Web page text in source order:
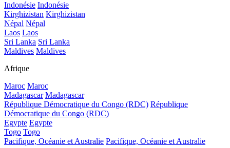
Indonésie Indonésie
Kirghizistan Kirghizistan
Népal Népal
Laos Laos
Sri Lanka Sri Lanka
Maldives Maldives
Afrique
Maroc Maroc
Madagascar Madagascar
République Démocratique du Congo (RDC) République
Démocratique du Congo (RDC)
Egypte Egypte
Togo Togo
Pacifique, Océanie et Australie Pacifique, Océanie et Australie